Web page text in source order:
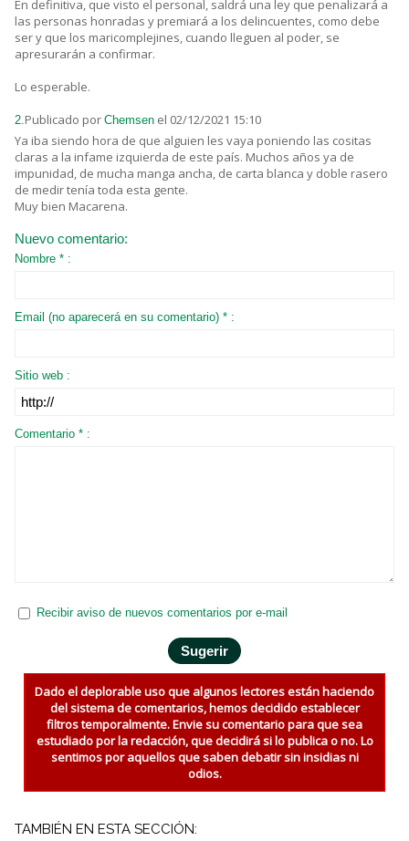
En definitiva, que visto el personal, saldrá una ley que penalizará a
las personas honradas y premiará a los delincuentes, como debe
ser y que los maricomplejines, cuando lleguen al poder, se
apresurarán a confirmar.
Lo esperable.
2.Publicado por Chemsen el 02/12/2021 15:10
Ya iba siendo hora de que alguien les vaya poniendo las cositas
claras a la infame izquierda de este país. Muchos años ya de
impunidad, de mucha manga ancha, de carta blanca y doble rasero
de medir tenía toda esta gente.
Muy bien Macarena.
Nuevo comentario:
Nombre * :
Email (no aparecerá en su comentario) * :
Sitio web :
Comentario * :
Recibir aviso de nuevos comentarios por e-mail
Dado el deplorable uso que algunos lectores están haciendo
del sistema de comentarios, hemos decidido establecer
filtros temporalmente. Envie su comentario para que sea
estudiado por la redacción, que decidirá si lo publica o no. Lo
sentimos por aquellos que saben debatir sin insidias ni
odios.
TAMBIÉN EN ESTA SECCIÓN: